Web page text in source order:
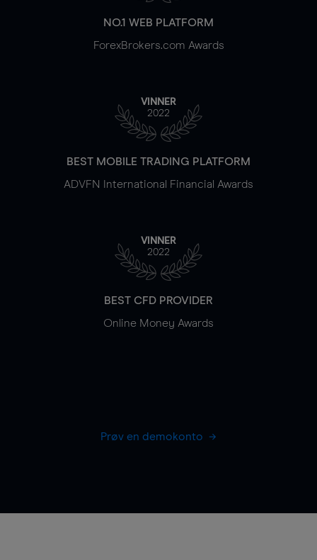
NO.1 WEB PLATFORM
ForexBrokers.com Awards
VINNER
2022
BEST MOBILE TRADING PLATFORM
ADVFN International Financial Awards
VINNER
2022
BEST CFD PROVIDER
Online Money Awards
Prøv en demokonto